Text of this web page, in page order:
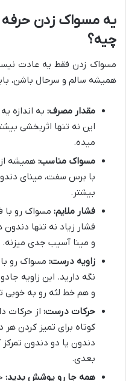
یه مسواک زدن
چیه؟
مسواک زدن فقط یه عادت
همیشه سالم و سرحال باشن،
مقدار مصرف: به اندازه
این نه تنها اثربخشی
میده.
مسواک مناسب: همیشه
با برس سفت، مینای
بیشتر.
فشار ملایم: مسواک رو با
فشار زیاد نه تنها دندون
و مینا آسیب جدی میزنه.
زاویه درست:
نگه دارید. این زاویه
و هم خط لثه رو به خوبی
حرکات درست: از حرکات
کوتاه برای تمیز کردن
دندون یا دو دندون
بعدی.
همه جا رو پوشش بدید: